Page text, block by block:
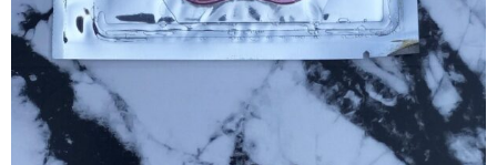
format_underlined הוסף קו תחתון לקישורים
font_download סמן קישורים
לאפס את כל האפשרויות
cached